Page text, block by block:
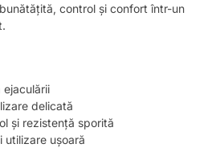
control și confort într-un
ejaculării
delicată
și rezistență sporită
utilizare ușoară